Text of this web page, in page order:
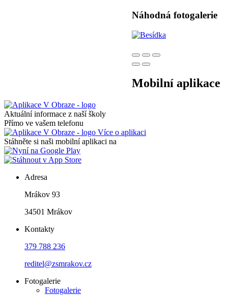
Náhodná fotogalerie
Mobilní aplikace
Aktuální informace z naší školy
Přímo ve vašem telefonu
Více o aplikaci
Stáhněte si naši mobilní aplikaci na
Adresa
Mrákov 93
34501 Mrákov
Kontakty
379 788 236
reditel@zsmrakov.cz
Fotogalerie
Fotogalerie